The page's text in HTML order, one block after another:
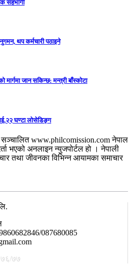
सहभागी
थप कर्मचारी पठाइने
जान सकिन्छ: मन्त्री बाँस्कोटा
घण्टा लोसेडिङ्ग
सञ्चालित www.philcomission.com नेपाल
भएको अनलाइन न्युजपोर्टल हो । नेपाली
तथा जीवनका विभिन्न आयामका समाचार
087680085
७७